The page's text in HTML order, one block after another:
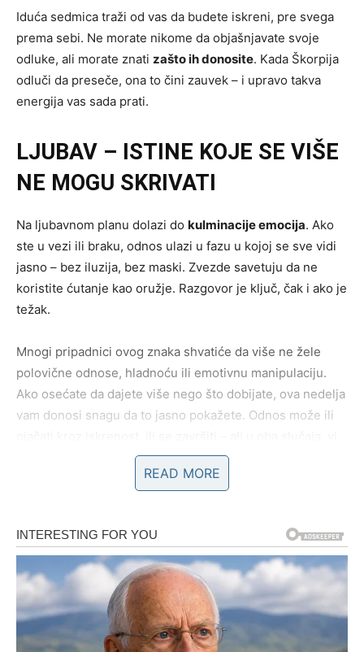
Iduća sedmica traži od vas da budete iskreni, pre svega
prema sebi. Ne morate nikome da objašnjavate svoje
odluke, ali morate znati zašto ih donosite. Kada Škorpija
odluči da preseče, ona to čini zauvek – i upravo takva
energija vas sada prati.
LJUBAV – ISTINE KOJE SE VIŠE
NE MOGU SKRIVATI
Na ljubavnom planu dolazi do kulminacije emocija. Ako
ste u vezi ili braku, odnos ulazi u fazu u kojoj se sve vidi
jasno – bez iluzija, bez maski. Zvezde savetuju da ne
koristite ćutanje kao oružje. Razgovor je ključ, čak i ako je
težak.
Mnogi pripadnici ovog znaka shvatiće da više ne žele
polovične odnose, hladnoću ili emotivnu manipulaciju.
Ako osećate da dajete više nego što dobijate, ova nedelja
vam donosi snagu da to jasno pokažete. Odnos može ili
možete da osećate. Ipak, zvezde savetuju oprez: ne
brzajte i ne otkrivajte sve karte odmah. Posmatrajte,
slušajte i verujte intuiciji – ona vas retko vara.
POSAO I KARIJERA – TIHA MOĆ
READ MORE